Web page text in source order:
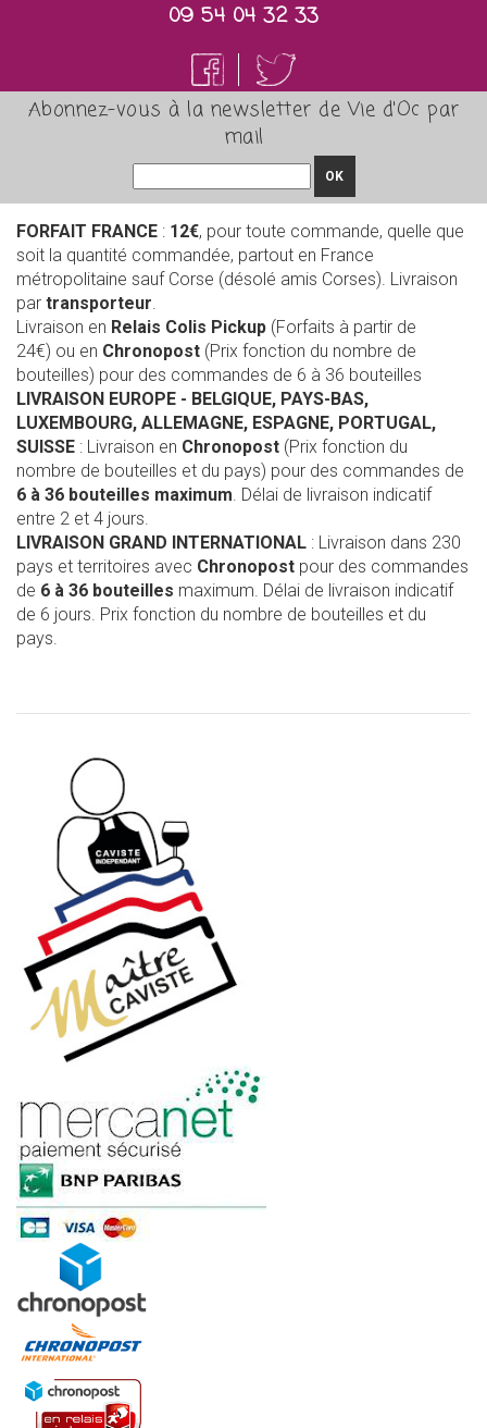
09 54 04 32 33
Abonnez-vous à la newsletter de Vie d'Oc par
mail
OK
FORFAIT FRANCE : 12€, pour toute commande, quelle que
soit la quantité commandée, partout en France
métropolitaine sauf Corse (désolé amis Corses). Livraison
par transporteur.
Livraison en Relais Colis Pickup (Forfaits à partir de
24€) ou en Chronopost (Prix fonction du nombre de
bouteilles) pour des commandes de 6 à 36 bouteilles
LIVRAISON EUROPE - BELGIQUE, PAYS-BAS,
LUXEMBOURG, ALLEMAGNE, ESPAGNE, PORTUGAL,
SUISSE : Livraison en Chronopost (Prix fonction du
nombre de bouteilles et du pays) pour des commandes de
6 à 36 bouteilles maximum. Délai de livraison indicatif
entre 2 et 4 jours.
LIVRAISON GRAND INTERNATIONAL : Livraison dans 230
pays et territoires avec Chronopost pour des commandes
de 6 à 36 bouteilles maximum. Délai de livraison indicatif
de 6 jours. Prix fonction du nombre de bouteilles et du
pays.